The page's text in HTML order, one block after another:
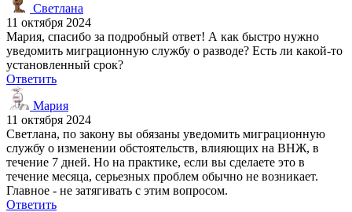
Светлана
11 октября 2024
Мария, спасибо за подробный ответ! А как быстро нужно
уведомить миграционную службу о разводе? Есть ли какой-то
установленный срок?
Ответить
Мария
11 октября 2024
Светлана, по закону вы обязаны уведомить миграционную
службу о изменении обстоятельств, влияющих на ВНЖ, в
течение 7 дней. Но на практике, если вы сделаете это в
течение месяца, серьезных проблем обычно не возникает.
Главное - не затягивать с этим вопросом.
Ответить